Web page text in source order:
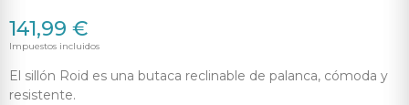
141,99 €
Impuestos incluidos
El sillón Roid es una butaca reclinable de palanca, cómoda y
resistente.